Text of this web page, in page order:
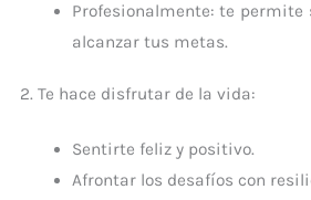
Profesionalmente: te
alcanzar tus metas.
2. Te hace disfrutar de la vida:
Sentirte feliz y positivo.
Afrontar los desafíos con